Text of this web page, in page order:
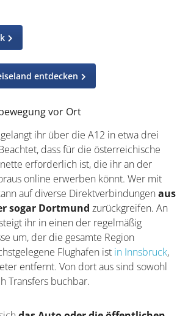
vor Ort
ihr über die A12 in etwa drei
dass für die österreichische
erforderlich ist, die ihr an der
online erwerben könnt. Wer mit
auf diverse Direktverbindungen
oder sogar Dortmund
Station Ötztal steigt ihr in einen der
Busse um, der die gesamte
nächstgelegene Flughafen ist
als auch Transfers buchbar.